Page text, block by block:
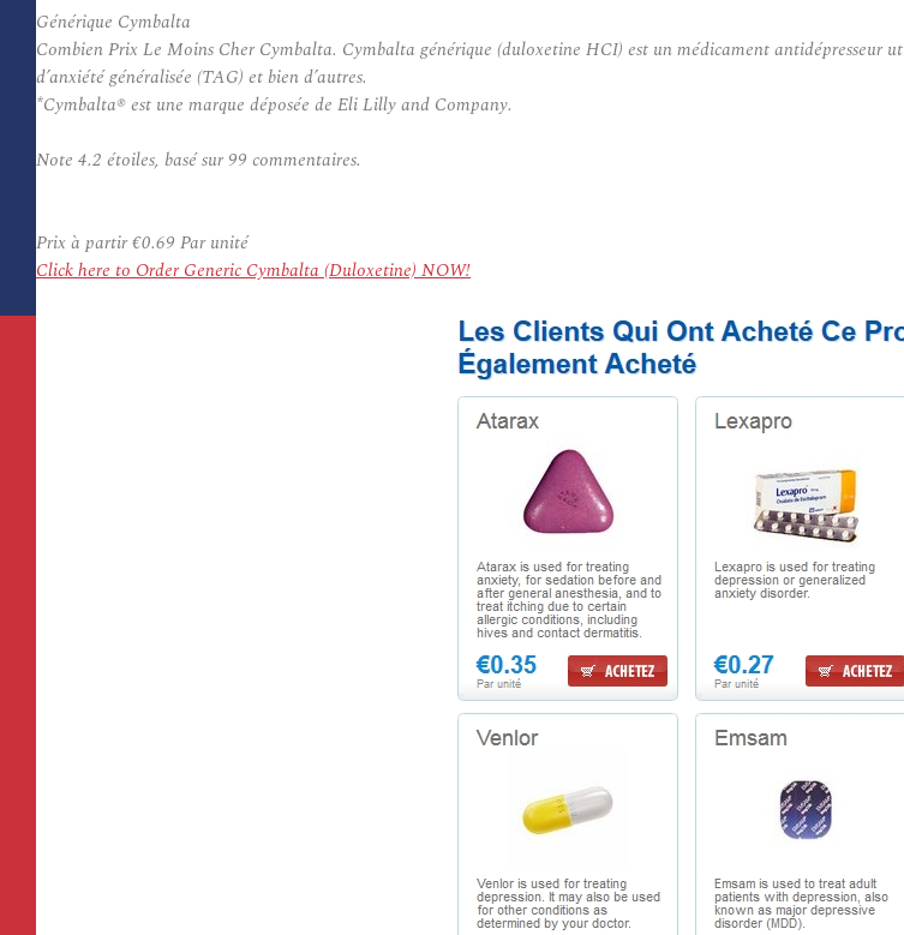
Générique Cymbalta
Combien Prix Le Moins Cher Cymbalta. Cymbalta générique (duloxetine HCI) est un médicament
d’anxiété généralisée (TAG) et bien d’autres.
*Cymbalta® est une marque déposée de Eli Lilly and Company.
Note 4.2 étoiles, basé sur 99 commentaires.
Prix à partir€0.69 Par unité
Click here to Order Generic Cymbalta (Duloxetine) NOW!